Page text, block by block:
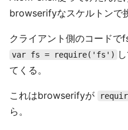
browserifyなスケルトンで
クライアント側のコードで
var fs = require('fs')
てくる。
これはbrowserifyが
ら。